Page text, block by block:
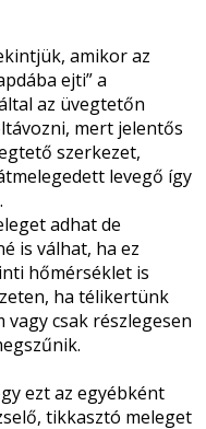
amikor az
ejti” a
az üvegtetőn
mert jelentős
szerkezet,
levegő így
adhat de
is válhat, ha ez
hőmérséklet is
ha télikertünk
csak részlegesen
ezt az egyébként
tikkasztó meleget